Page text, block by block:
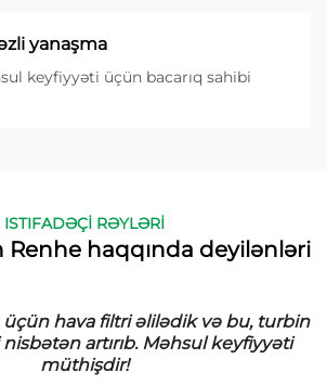
yanaşma
keyfiyyəti üçün bacarıq sahibi
ISTIFADƏÇİ RƏYLƏRİ
Renhe haqqında deyilənləri
hava filtri əlilədik və bu, turbin
artırıb. Məhsul keyfiyyəti
müthişdir!